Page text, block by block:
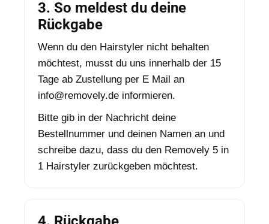
3. So meldest du deine
Rückgabe
Wenn du den Hairstyler nicht behalten
möchtest, musst du uns innerhalb der 15
Tage ab Zustellung per E Mail an
info@removely.de informieren.
Bitte gib in der Nachricht deine
Bestellnummer und deinen Namen an und
schreibe dazu, dass du den Removely 5 in
1 Hairstyler zurückgeben möchtest.